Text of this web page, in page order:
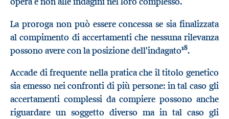
La proroga non può essere concessa se sia finalizzata
al compimento di accertamenti che nessuna rilevanza
possono avere con la posizione dell'indagato18.
Accade di frequente nella pratica che il titolo genetico
sia emesso nei confronti di più persone: in tal caso gli
accertamenti complessi da compiere possono anche
riguardare un soggetto diverso ma in tal caso gli